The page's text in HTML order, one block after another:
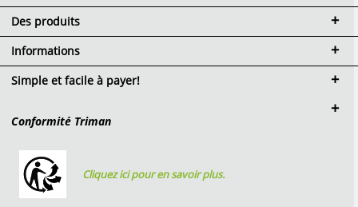
Des produits
Informations
Simple et facile à payer!
Conformité Triman
Cliquez ici pour en savoir plus.